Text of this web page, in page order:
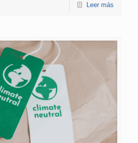
Leer más